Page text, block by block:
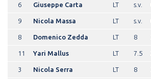
6 Giuseppe Carta LT s.v.
9 Nicola Massa LT s.v.
8 Domenico Zedda LT 8
11 Yari Mallus LT 7.5
3 Nicola Serra LT 8